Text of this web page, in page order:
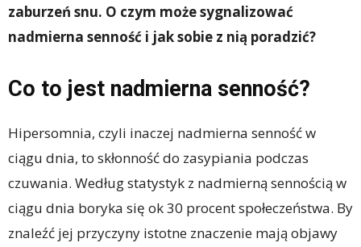
zaburzeń snu. O czym może sygnalizować
nadmierna senność i jak sobie z nią poradzić?
Co to jest nadmierna senność?
Hipersomnia, czyli inaczej nadmierna senność w
ciągu dnia, to skłonność do zasypiania podczas
czuwania. Według statystyk z nadmierną sennością w
ciągu dnia boryka się ok 30 procent społeczeństwa. By
znaleźć jej przyczyny istotne znaczenie mają objawy